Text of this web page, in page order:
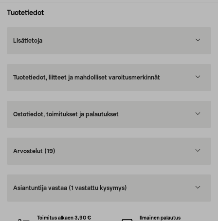
Tuotetiedot
Lisätietoja
Tuotetiedot, liitteet ja mahdolliset varoitusmerkinnät
Ostotiedot, toimitukset ja palautukset
Arvostelut (19)
Asiantuntija vastaa (1 vastattu kysymys)
Toimitus alkaen 3,90 €
Ilmainen palautus